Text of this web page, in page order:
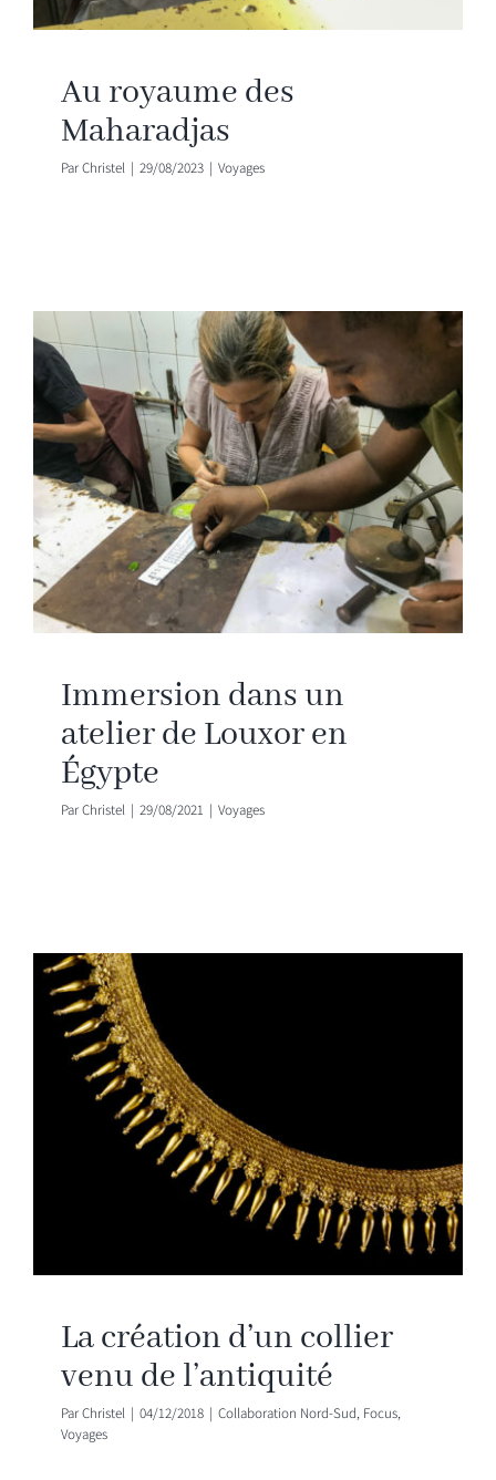
Au royaume des
Maharadjas
ParChristel | 29/08/2023 | Voyages
Immersion dans un
atelier de Louxor en
Égypte
ParChristel | 29/08/2021 | Voyages
La création d’un collier
venu de l’antiquité
ParChristel | 04/12/2018 | Collaboration Nord-Sud, Focus,
Voyages